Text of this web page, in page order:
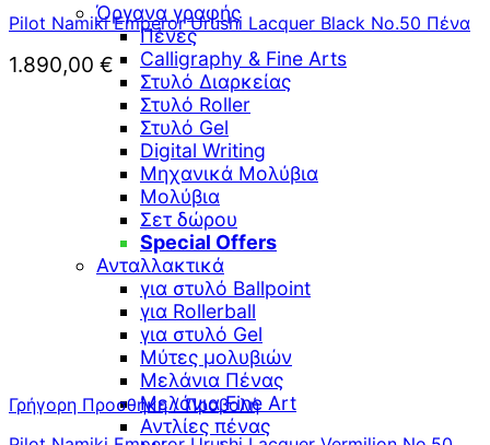
Όργανα γραφής
Πένες
Calligraphy & Fine Arts
Στυλό Διαρκείας
Στυλό Roller
Στυλό Gel
Digital Writing
Μηχανικά Μολύβια
Μολύβια
Σετ δώρου
Special Offers
Ανταλλακτικά
για στυλό Ballpoint
για Rollerball
για στυλό Gel
Μύτες μολυβιών
Μελάνια Πένας
Μελάνια Fine Art
Αντλίες πένας
Pilot Namiki Emperor Urushi Lacquer Black No.50 Πένα
1.890,00 €
Γρήγορη Προσθήκη / Προβολή